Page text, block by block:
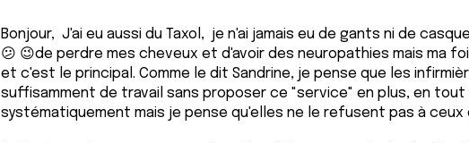
Bonjour, J'ai eu aussi du Taxol, je n'ai jamais eu de gants ni de
😕 😉de perdre mes cheveux et d'avoir des neuropathies mais ma
et c'est le principal. Comme le dit Sandrine, je pense que les
suffisamment de travail sans proposer ce "service" en plus, en tout
systématiquement mais je pense qu'elles ne le refusent pas à ceux